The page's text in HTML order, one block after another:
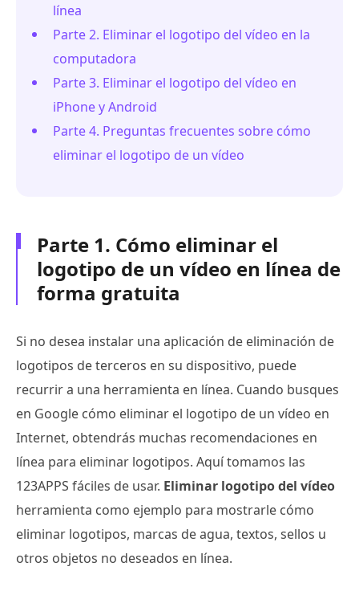
línea
Parte 2. Eliminar el logotipo del vídeo en la
computadora
Parte 3. Eliminar el logotipo del vídeo en
iPhone y Android
Parte 4. Preguntas frecuentes sobre cómo
eliminar el logotipo de un vídeo
Parte 1. Cómo eliminar el
logotipo de un vídeo en línea de
forma gratuita
Si no desea instalar una aplicación de eliminación de
logotipos de terceros en su dispositivo, puede
recurrir a una herramienta en línea. Cuando busques
en Google cómo eliminar el logotipo de un vídeo en
Internet, obtendrás muchas recomendaciones en
línea para eliminar logotipos. Aquí tomamos las
123APPS fáciles de usar. Eliminar logotipo del vídeo
herramienta como ejemplo para mostrarle cómo
eliminar logotipos, marcas de agua, textos, sellos u
otros objetos no deseados en línea.